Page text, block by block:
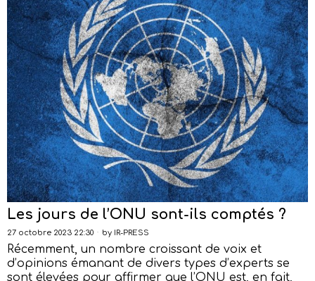
Les jours de l’ONU sont-ils comptés ?
27 octobre 2023 22:30 by IR-PRESS
Récemment, un nombre croissant de voix et
d’opinions émanant de divers types d’experts se
sont élevées pour affirmer que l’ONU est, en fait,